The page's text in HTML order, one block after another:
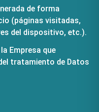
de forma
(páginas visitadas,
del dispositivo, etc.).
Empresa que
tratamiento de Datos